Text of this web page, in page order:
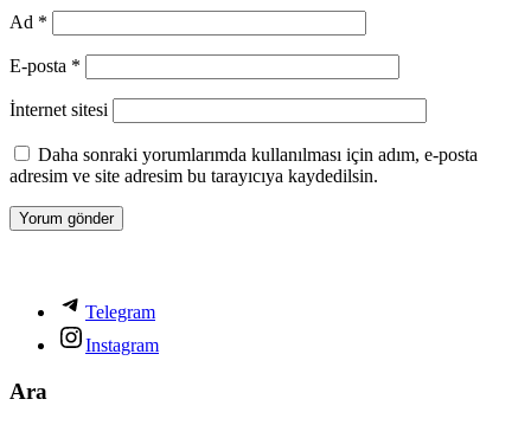
Ad *
E-posta *
İnternet sitesi
Daha sonraki yorumlarımda kullanılması için adım, e-posta
adresim ve site adresim bu tarayıcıya kaydedilsin.
Telegram
Instagram
Ara